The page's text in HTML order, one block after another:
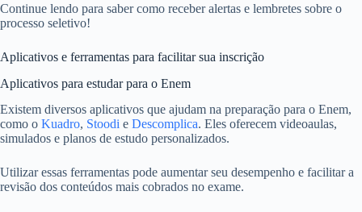
Continue lendo para saber como receber alertas e lembretes sobre o
processo seletivo!
Aplicativos e ferramentas para facilitar sua inscrição
Aplicativos para estudar para o Enem
Existem diversos aplicativos que ajudam na preparação para o Enem,
como o Kuadro, Stoodi e Descomplica. Eles oferecem videoaulas,
simulados e planos de estudo personalizados.
Utilizar essas ferramentas pode aumentar seu desempenho e facilitar a
revisão dos conteúdos mais cobrados no exame.